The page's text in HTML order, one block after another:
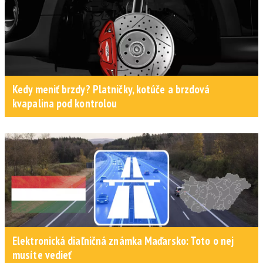
Kedy meniť brzdy? Platničky, kotúče a brzdová
kvapalina pod kontrolou
Elektronická diaľničná známka Maďarsko: Toto o nej
musíte vedieť